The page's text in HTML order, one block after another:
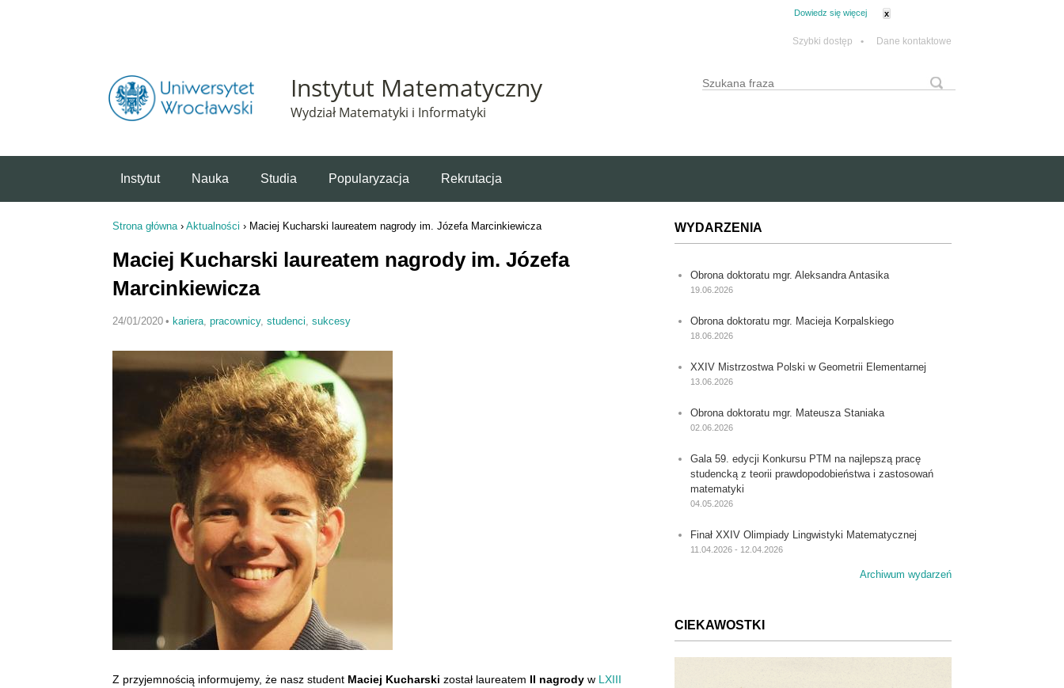
Dowiedz się więcej x
Szybki dostęp • Dane kontaktowe
Instytut Matematyczny
Wydział Matematyki i Informatyki
Formularz wyszukiwania
Wyszukaj
Instytut Nauka Studia Popularyzacja Rekrutacja
Strona główna› Aktualności › Maciej Kucharski laureatem nagrody im. Józefa Marcinkiewicza
Maciej Kucharski laureatem nagrody im. Józefa
Marcinkiewicza
24/01/2020 • kariera, pracownicy, studenci, sukcesy
Z przyjemnością informujemy, że nasz student Maciej Kucharski został laureatem II nagrody w LXIII
WYDARZENIA
Obrona doktoratu mgr. Aleksandra Antasika
19.06.2026
Obrona doktoratu mgr. Macieja Korpalskiego
18.06.2026
XXIV Mistrzostwa Polski w Geometrii Elementarnej
13.06.2026
Obrona doktoratu mgr. Mateusza Staniaka
02.06.2026
Gala 59. edycji Konkursu PTM na najlepszą pracę
studencką z teorii prawdopodobieństwa i zastosowań
matematyki
04.05.2026
Finał XXIV Olimpiady Lingwistyki Matematycznej
11.04.2026 - 12.04.2026
Archiwum wydarzeń
CIEKAWOSTKI